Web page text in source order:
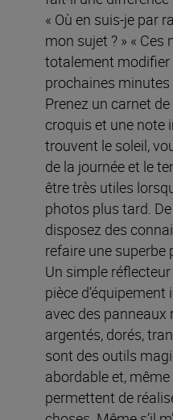
« Où en suis-je par
mon sujet ? » « Ces
totalement modifier
prochaines minutes
Prenez un carnet
croquis et une note
trouvent le soleil,
de la journée et le
être très utiles
photos plus tard.
disposez des
refaire une superbe
Un simple
pièce
avec des
argentés, dorés,
sont des outils
abordable et,
permettent de